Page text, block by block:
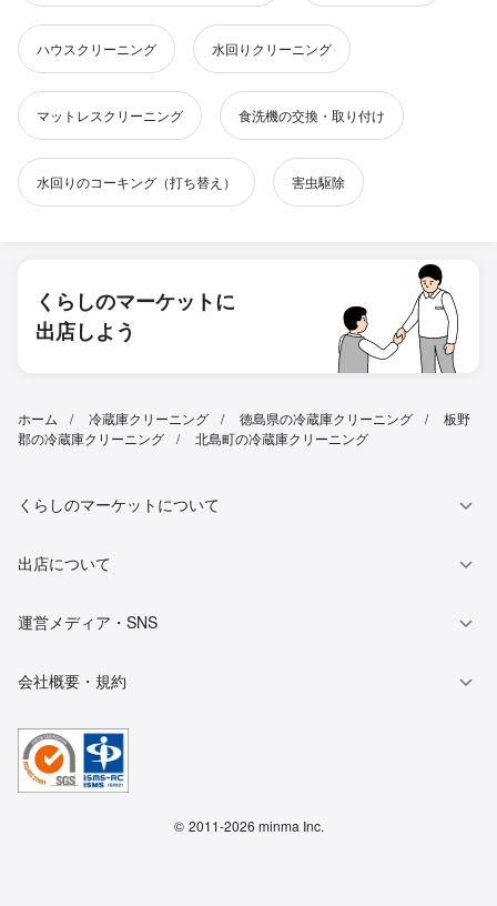
ハウスクリーニング 水回りクリーニング
マットレスクリーニング 食洗機の交換・取り付け
水回りのコーキング（打ち替え） 害虫駆除
くらしのマーケットに
出店しよう
ホーム 冷蔵庫クリーニング 徳島県の冷蔵庫クリーニング
板野
郡の冷蔵庫クリーニング
北島町の冷蔵庫クリーニング
くらしのマーケットについて
出店について
運営メディア・SNS
会社概要・規約
© 2011-2026 minma Inc.